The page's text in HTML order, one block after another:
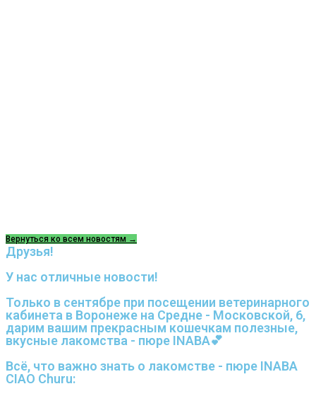
Вернуться ко всем новостям →
Друзья!
У нас отличные новости!
Только в сентябре при посещении ветеринарного
кабинета в Воронеже на Средне - Московской, 6,
дарим вашим прекрасным кошечкам полезные,
вкусные лакомства - пюре INABA💕
Всё, что важно знать о лакомстве - пюре INABA
CIAO Churu: